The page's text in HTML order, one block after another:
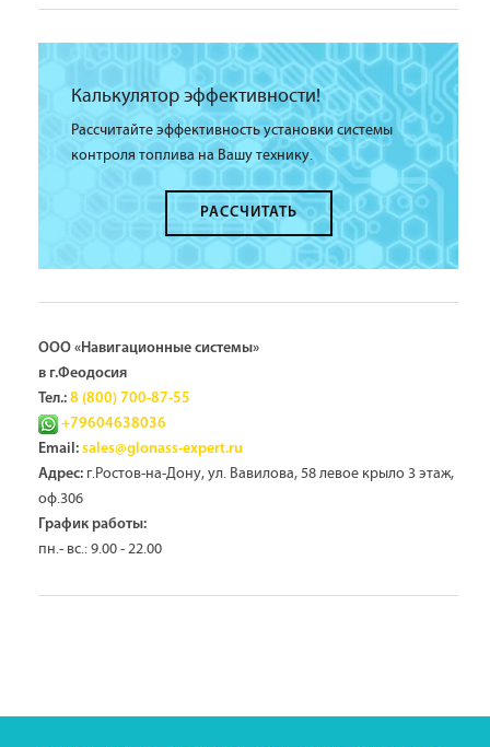
Калькулятор эффективности!
Рассчитайте эффективность установки системы
контроля топлива на Вашу технику.
РАССЧИТАТЬ
ООО «Навигационные системы»
в г.Феодосия
Тел.: 8 (800) 700-87-55
+79604638036
Email: sales@glonass-expert.ru
Адрес: г.Ростов-на-Дону, ул. Вавилова, 58 левое крыло 3 этаж,
оф.306
График работы:
пн.- вс.: 9.00 - 22.00